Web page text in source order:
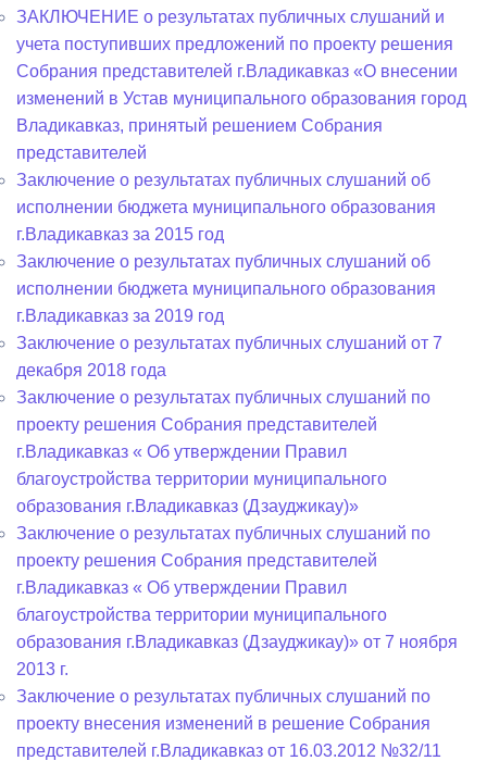
ЗАКЛЮЧЕНИЕ о результатах публичных слушаний и
учета поступивших предложений по проекту решения
Собрания представителей г.Владикавказ «О внесении
изменений в Устав муниципального образования город
Владикавказ, принятый решением Собрания
представителей
Заключение о результатах публичных слушаний об
исполнении бюджета муниципального образования
г.Владикавказ за 2015 год
Заключение о результатах публичных слушаний об
исполнении бюджета муниципального образования
г.Владикавказ за 2019 год
Заключение о результатах публичных слушаний от 7
декабря 2018 года
Заключение о результатах публичных слушаний по
проекту решения Собрания представителей
г.Владикавказ « Об утверждении Правил
благоустройства территории муниципального
образования г.Владикавказ (Дзауджикау)»
Заключение о результатах публичных слушаний по
проекту решения Собрания представителей
г.Владикавказ « Об утверждении Правил
благоустройства территории муниципального
образования г.Владикавказ (Дзауджикау)» от 7 ноября
2013 г.
Заключение о результатах публичных слушаний по
проекту внесения изменений в решение Собрания
представителей г.Владикавказ от 16.03.2012 №32/11